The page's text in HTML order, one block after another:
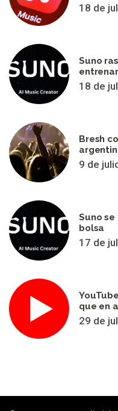
18 de
Suno
18 de
Bresh
9 de
Suno
bolsa
17 de
que en
29 de